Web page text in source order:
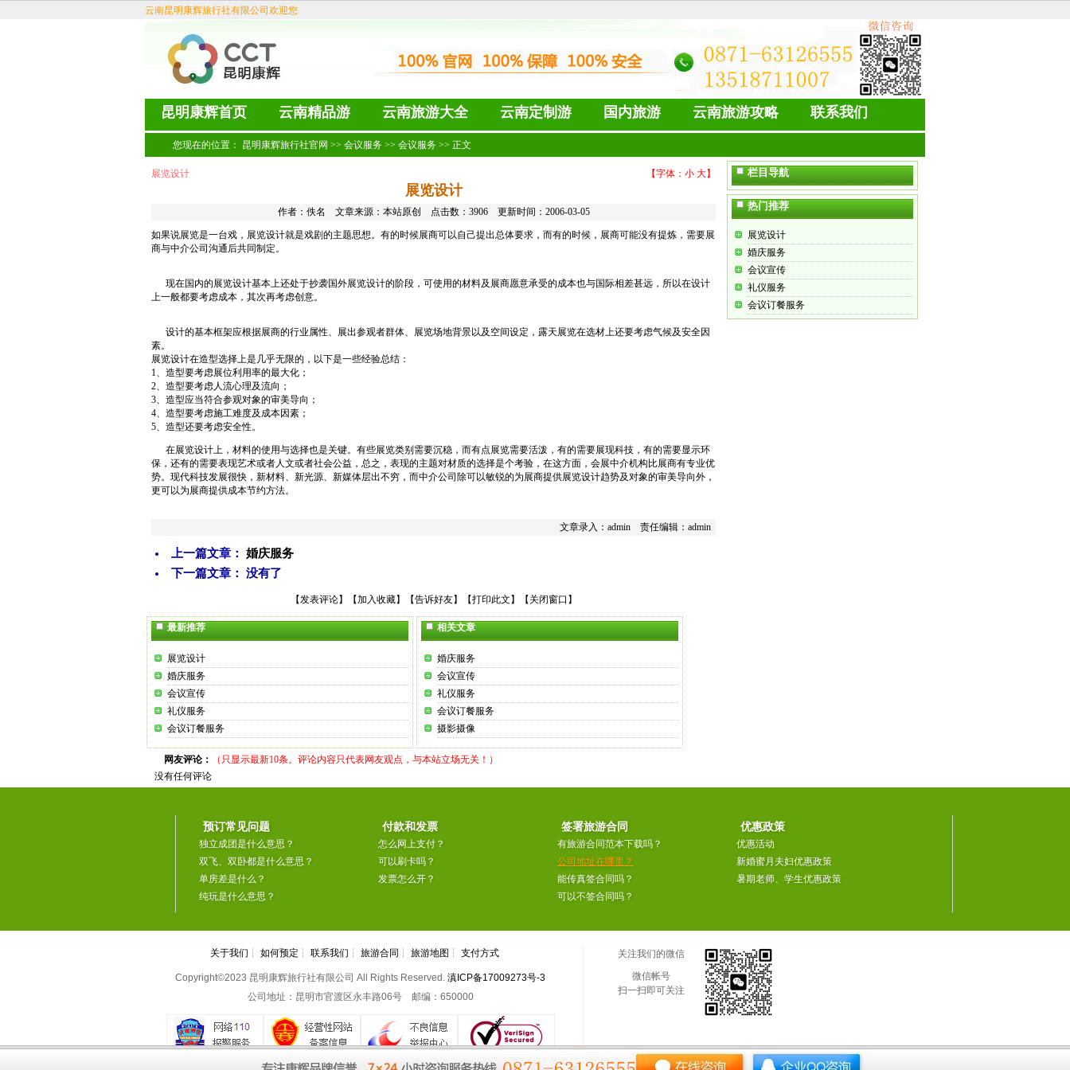
云南昆明康辉旅行社有限公司欢迎您
昆明康辉首页 云南精品游 云南旅游大全 云南定制游 国内旅游 云南旅游攻略 联系我们
您现在的位置： 昆明康辉旅行社官网 >> 会议服务 >> 会议服务 >> 正文
展览设计 【字体： 小 大】
展览设计
作者：佚名 文章来源：本站原创 点击数： 3906 更新时间：2006-03-05
如果说展览是一台戏，展览设计就是戏剧的主题思想。有的时候展商可以自己提出总体要求，而有的时候，展商可能没有提炼，需要展
商与中介公司沟通后共同制定。
现在国内的展览设计基本上还处于抄袭国外展览设计的阶段，可使用的材料及展商愿意承受的成本也与国际相差甚远，所以在设计
上一般都要考虑成本，其次再考虑创意。
设计的基本框架应根据展商的行业属性、展出参观者群体、展览场地背景以及空间设定，露天展览在选材上还要考虑气候及安全因
素。
展览设计在造型选择上是几乎无限的，以下是一些经验总结：
1、造型要考虑展位利用率的最大化；
2、造型要考虑人流心理及流向；
3、造型应当符合参观对象的审美导向；
4、造型要考虑施工难度及成本因素；
5、造型还要考虑安全性。
在展览设计上，材料的使用与选择也是关键。有些展览类别需要沉稳，而有点展览需要活泼，有的需要展现科技，有的需要显示环
保，还有的需要表现艺术或者人文或者社会公益，总之，表现的主题对材质的选择是个考验，在这方面，会展中介机构比展商有专业优
势。现代科技发展很快，新材料、新光源、新媒体层出不穷，而中介公司除可以敏锐的为展商提供展览设计趋势及对象的审美导向外，
更可以为展商提供成本节约方法。
文章录入：admin 责任编辑：admin
上一篇文章： 婚庆服务
下一篇文章： 没有了
【发表评论】【加入收藏】【告诉好友】【打印此文 】【 关闭窗口 】
最新推荐
展览设计
婚庆服务
会议宣传
礼仪服务
会议订餐服务
相关文章
婚庆服务
会议宣传
礼仪服务
会议订餐服务
摄影摄像
网友评论：
（只显示最新10条。评论内容只代表网友观点，与本站立场无关！）
没有任何评论
栏目导航
热门推荐
展览设计
婚庆服务
会议宣传
礼仪服务
会议订餐服务
预订常见问题
独立成团是什么意思？
双飞、双卧都是什么意思？
单房差是什么？
纯玩是什么意思？
付款和发票
怎么网上支付？
可以刷卡吗？
发票怎么开？
签署旅游合同
有旅游合同范本下载吗？
公司地址在哪里？
能传真签合同吗？
可以不签合同吗？
优惠政策
优惠活动
新婚蜜月夫妇优惠政策
暑期老师、学生优惠政策
关于我们 ┆ 如何预定 ┆ 联系我们 ┆ 旅游合同 ┆ 旅游地图 ┆ 支付方式
Copyright©2023 昆明康辉旅行社有限公司 All Rights Reserved. 滇ICP备17009273号-3
公司地址：昆明市官渡区永丰路06号 邮编：650000
关注我们的微信
微信帐号
扫一扫即可关注